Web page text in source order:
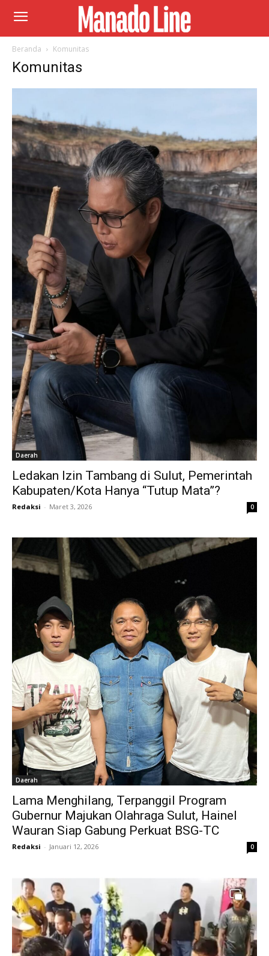
Beranda Komunitas
Komunitas
Daerah
Ledakan Izin Tambang di Sulut, Pemerintah
Kabupaten/Kota Hanya “Tutup Mata”?
Redaksi - Maret 3, 2026 0
Daerah
Lama Menghilang, Terpanggil Program
Gubernur Majukan Olahraga Sulut, Hainel
Wauran Siap Gabung Perkuat BSG-TC
Redaksi - Januari 12, 2026 0